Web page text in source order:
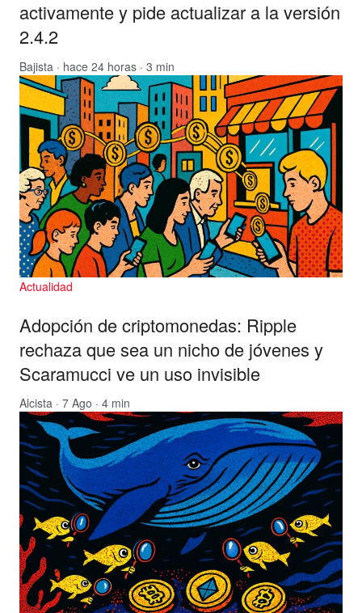
activamente y pide actualizar a la versión
2.4.2
Bajista · hace 24 horas · 3 min
Actualidad
Adopción de criptomonedas: Ripple
rechaza que sea un nicho de jóvenes y
Scaramucci ve un uso invisible
Alcista · 7 Ago · 4 min